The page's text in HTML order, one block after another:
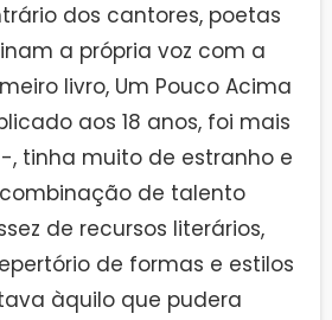
dos cantores, poetas
a própria voz com a
livro, Um Pouco Acima
aos 18 anos, foi mais
tinha muito de estranho e
de talento
de recursos literários,
de formas e estilos
àquilo que pudera